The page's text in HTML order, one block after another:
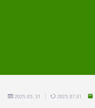
2025.05.31 2025.07.01